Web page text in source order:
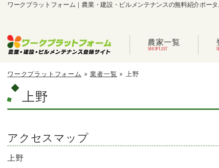
ワークプラットフォーム｜農業・建設・ビルメンテナンスの無料紹介ポー
農家一覧
ワークプラットフォーム »業者一覧 » 上野
上野
アクセスマップ
上野